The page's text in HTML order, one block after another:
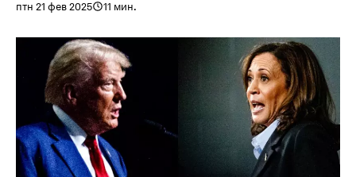
птн 21 фев 2025 11 мин.